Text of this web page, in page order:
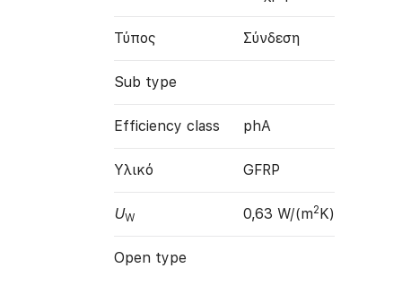
Τύπος Σύνδεση
Sub type
Efficiency class phA
Υλικό GFRP
UW 0,63 W/(m2K)
Open type